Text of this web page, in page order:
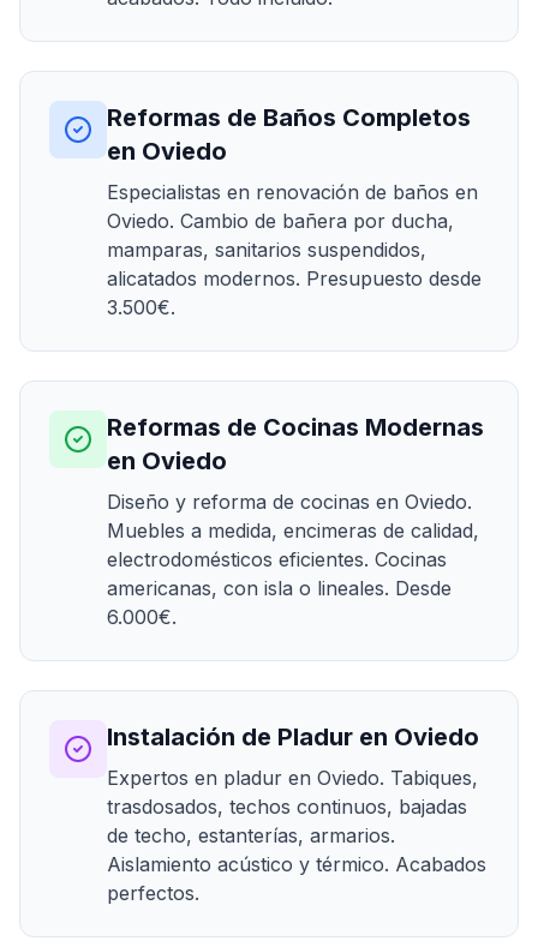
Reformas de Baños Completos
en Oviedo
Especialistas en renovación de baños en
Oviedo. Cambio de bañera por ducha,
mamparas, sanitarios suspendidos,
alicatados modernos. Presupuesto desde
3.500€.
Reformas de Cocinas Modernas
en Oviedo
Diseño y reforma de cocinas en Oviedo.
Muebles a medida, encimeras de calidad,
electrodomésticos eficientes. Cocinas
americanas, con isla o lineales. Desde
6.000€.
Instalación de Pladur en Oviedo
Expertos en pladur en Oviedo. Tabiques,
trasdosados, techos continuos, bajadas
de techo, estanterías, armarios.
Aislamiento acústico y térmico. Acabados
perfectos.